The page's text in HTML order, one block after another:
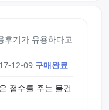
후기가 유용하다고
12-09 구매완료
점수를 주는 물건